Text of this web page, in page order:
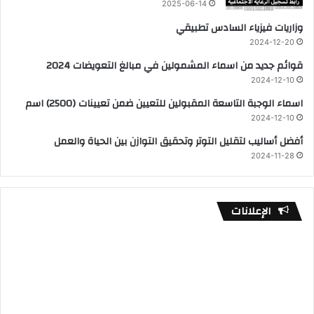
2025-06-14
وزاريات فيزياء السادس تطبيقي
2024-12-20
قوائم جديد من اسماء المشمولين في مبالغ التعويضات 2024
2024-12-10
اسماء الوجبة التاسعة المقبولين للتعيين ضمن تعيينات (2500) اسم
2024-12-10
أفضل أساليب لتقليل التوتر وتحقيق التوازن بين الحياة والعمل
2024-11-28
الإعلانات